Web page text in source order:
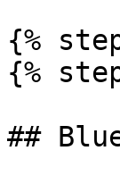
{%
{%
##